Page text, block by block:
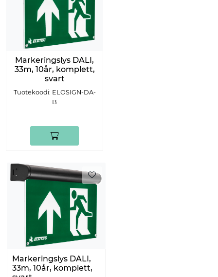
Markeringslys DALI,
33m, 10år, komplett,
svart
Tuotekoodi: ELOSIGN-DA-
B
Markeringslys DALI,
33m, 10år, komplett,